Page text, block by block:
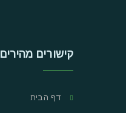
קישורים מהירים
דף הבית